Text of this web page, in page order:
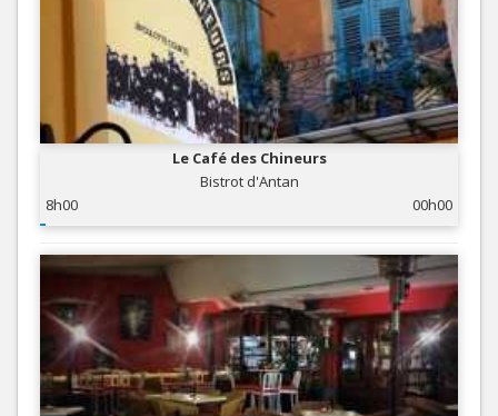
Le Café des Chineurs
Bistrot d'Antan
8h00
00h00